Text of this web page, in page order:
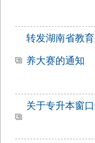
转发湖南省教
养大赛的通知
关于专升本窗